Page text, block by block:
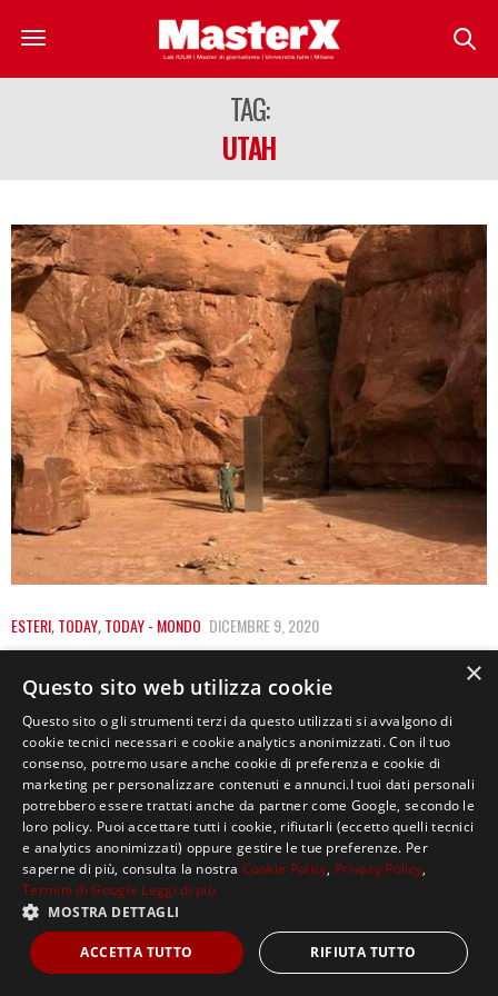
TAG:
UTAH
ESTERI,TODAY,TODAY - MONDO DICEMBRE 9, 2020
RISOLTO IL MISTERO DEI MONOLITI: È
OPERA DI UN COLLETTIVO DI ARTISTI
È il 18 novembre quando un misterioso monolite di
metallo viene trovato nel deserto dello…
Copyright ©2021, MASTERX Tutti i diritti riservati.
×
Questo sito web utilizza cookie
Questo sito o gli strumenti terzi da questo utilizzati si avvalgono di
cookie tecnici necessari e cookie analytics anonimizzati. Con il tuo
consenso, potremo usare anche cookie di preferenza e cookie di
marketing per personalizzare contenuti e annunci.I tuoi dati personali
potrebbero essere trattati anche da partner come Google, secondo le
loro policy. Puoi accettare tutti i cookie, rifiutarli (eccetto quelli tecnici
e analytics anonimizzati) oppure gestire le tue preferenze. Per
saperne di più, consulta la nostra Cookie Policy, Privacy Policy,
Termini di Google Leggi di più
MOSTRA DETTAGLI
ACCETTA TUTTO RIFIUTA TUTTO